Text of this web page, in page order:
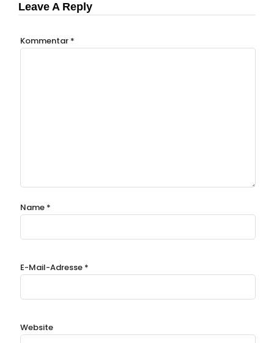
Leave A Reply
Kommentar *
Name *
E-Mail-Adresse *
Website